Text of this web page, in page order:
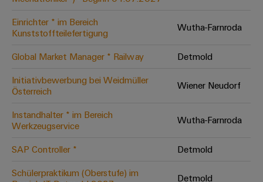
Modifizierte
und
bestückte
Kundenspezifische
Kabelkonfektionierung
Praxisnahe
Einrichter * im Bereich
Kunststoffteilefertigung
Wutha-Farnroda
Global Market Manager * Railway
Detmold
Initiativbewerbung bei Weidmüller
Österreich
Wiener Neudorf
Instandhalter * im Bereich
Werkzeugservice
Wutha-Farnroda
SAP Controller *
Detmold
Schülerpraktikum (Oberstufe) im
Detmold